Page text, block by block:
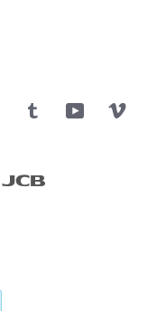
InstagramTumblr YouTube
American